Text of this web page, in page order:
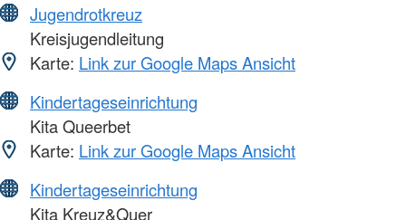
Jugendrotkreuz
Kreisjugendleitung
Karte: Link zur Google Maps Ansicht
Kindertageseinrichtung
Kita Queerbet
Karte: Link zur Google Maps Ansicht
Kindertageseinrichtung
Kita Kreuz&Quer